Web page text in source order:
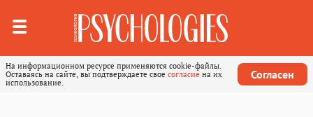
На информационном ресурсе применяются cookie-файлы.
Оставаясь на сайте, вы подтверждаете свое согласие на их
использование.
Согласен